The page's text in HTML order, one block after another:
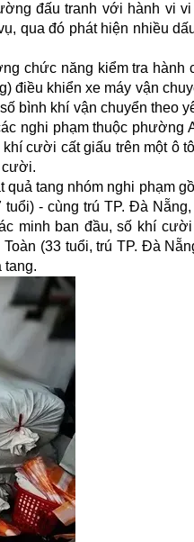
đấu tranh với hành vi vi
qua đó phát hiện nhiều
chức năng kiểm tra hành
điều khiển xe máy vận
bình khí vận chuyển theo
nghi phạm thuộc phường
cười cất giấu trên một ô
cười.
tang nhóm nghi phạm
- cùng trú TP. Đà
minh ban đầu, số khí
(33 tuổi, trú TP. Đà
tang.